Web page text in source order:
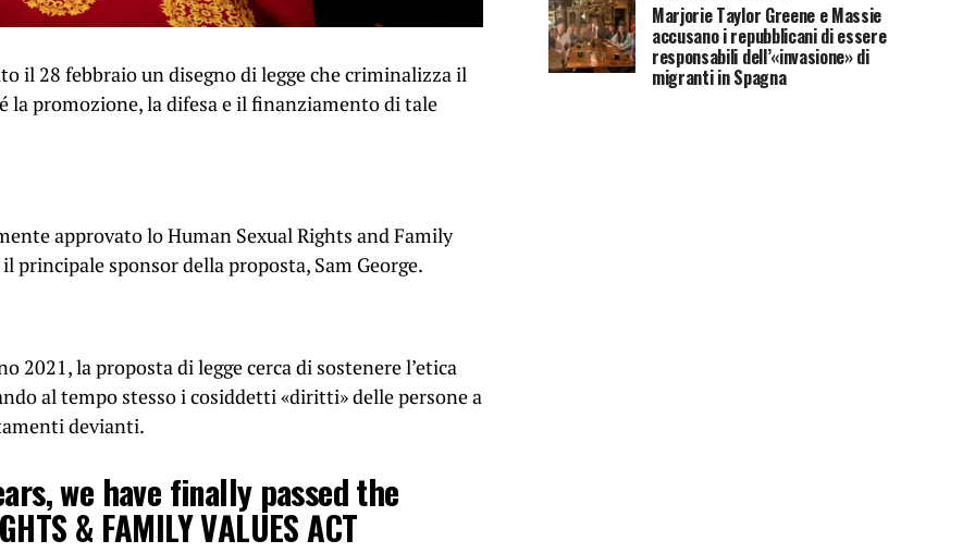
il 28 febbraio un disegno di legge che criminalizza il
la promozione, la difesa e il finanziamento di tale
approvato lo Human Sexual Rights and Family
principale sponsor della proposta, Sam George.
la proposta di legge cerca di sostenere l’etica
al tempo stesso i cosiddetti «diritti» delle persone a
devianti.
we have finally passed the
& FAMILY VALUES ACT
Marjorie Taylor Greene e Massie
accusano i repubblicani di essere
responsabili dell’«invasione» di
migranti in Spagna